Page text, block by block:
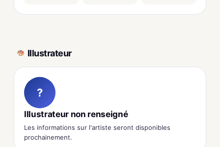
Illustrateur
?
Illustrateur non renseigné
Les informations sur l'artiste seront disponibles
prochainement.